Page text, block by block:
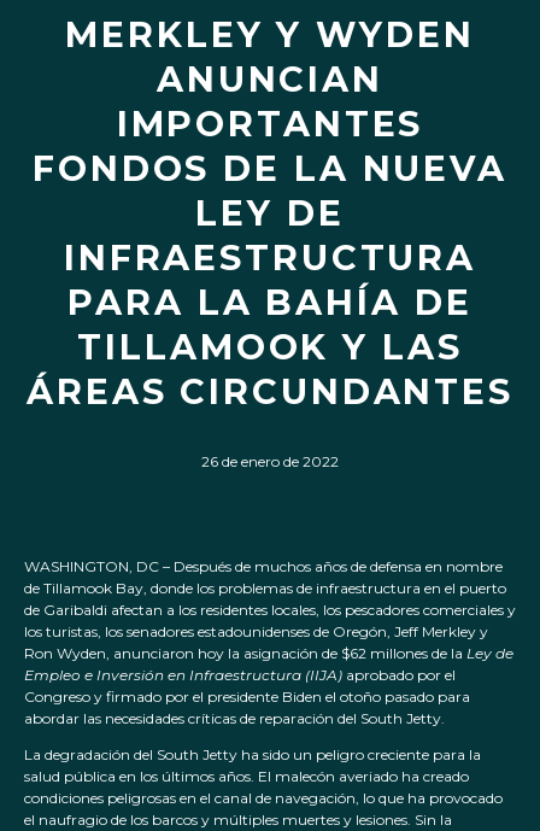
MERKLEY Y WYDEN
ANUNCIAN
IMPORTANTES
FONDOS DE LA NUEVA
LEY DE
INFRAESTRUCTURA
PARA LA BAHÍA DE
TILLAMOOK Y LAS
ÁREAS CIRCUNDANTES
26 de enero de 2022
WASHINGTON, DC – Después de muchos años de defensa en nombre
de Tillamook Bay, donde los problemas de infraestructura en el puerto
de Garibaldi afectan a los residentes locales, los pescadores comerciales y
los turistas, los senadores estadounidenses de Oregón, Jeff Merkley y
Ron Wyden, anunciaron hoy la asignación de $62 millones de la Ley de
Empleo e Inversión en Infraestructura (IIJA) aprobado por el
Congreso y firmado por el presidente Biden el otoño pasado para
abordar las necesidades críticas de reparación del South Jetty.
La degradación del South Jetty ha sido un peligro creciente para la
salud pública en los últimos años. El malecón averiado ha creado
condiciones peligrosas en el canal de navegación, lo que ha provocado
el naufragio de los barcos y múltiples muertes y lesiones. Sin la